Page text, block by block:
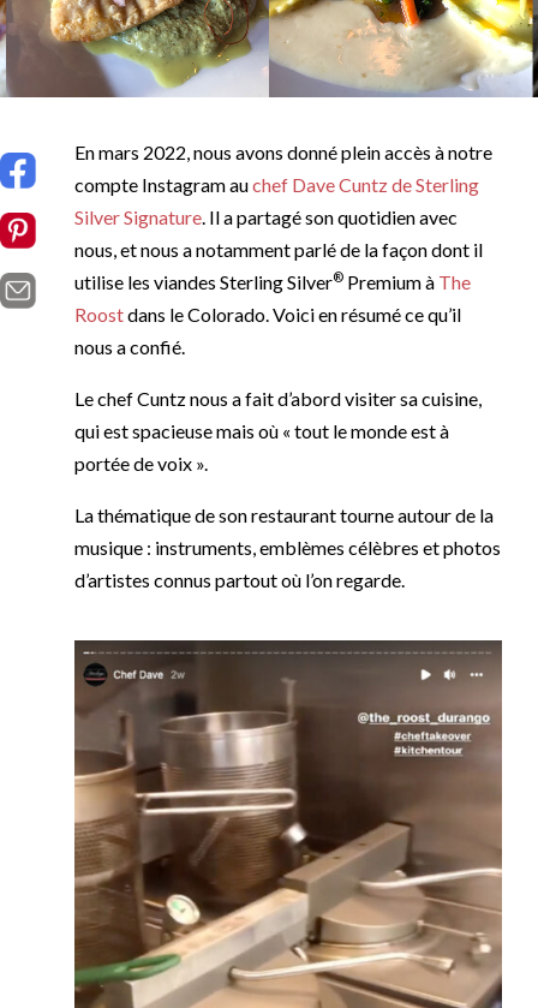
En mars 2022, nous avons donné plein accès à notre
compte Instagram auchef Dave Cuntz de Sterling
Silver Signature. Il a partagé son quotidien avec
nous, et nous a notamment parlé de la façon dont il
utilise les viandes Sterling Silver®Premium à The
Roostdans le Colorado. Voici en résumé ce qu’il
nous a confié.
Le chef Cuntz nous a fait d’abord visiter sa cuisine,
qui est spacieuse mais où « tout le monde est à
portée de voix ».
La thématique de son restaurant tourne autour de la
musique : instruments, emblèmes célèbres et photos
d’artistes connus partout où l’on regarde.